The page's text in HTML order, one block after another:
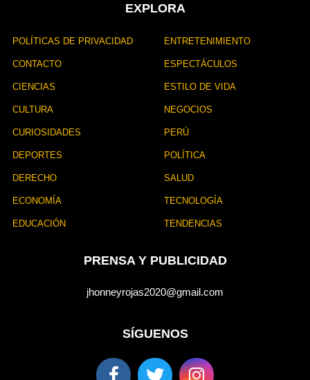
EXPLORA
POLÍTICAS DE PRIVACIDAD
CONTACTO
CIENCIAS
CULTURA
CURIOSIDADES
DEPORTES
DERECHO
ECONOMÍA
EDUCACIÓN
ENTRETENIMIENTO
ESPECTÁCULOS
ESTILO DE VIDA
NEGOCIOS
PERÚ
POLÍTICA
SALUD
TECNOLOGÍA
TENDENCIAS
PRENSA Y PUBLICIDAD
jhonneyrojas2020@gmail.com
SÍGUENOS